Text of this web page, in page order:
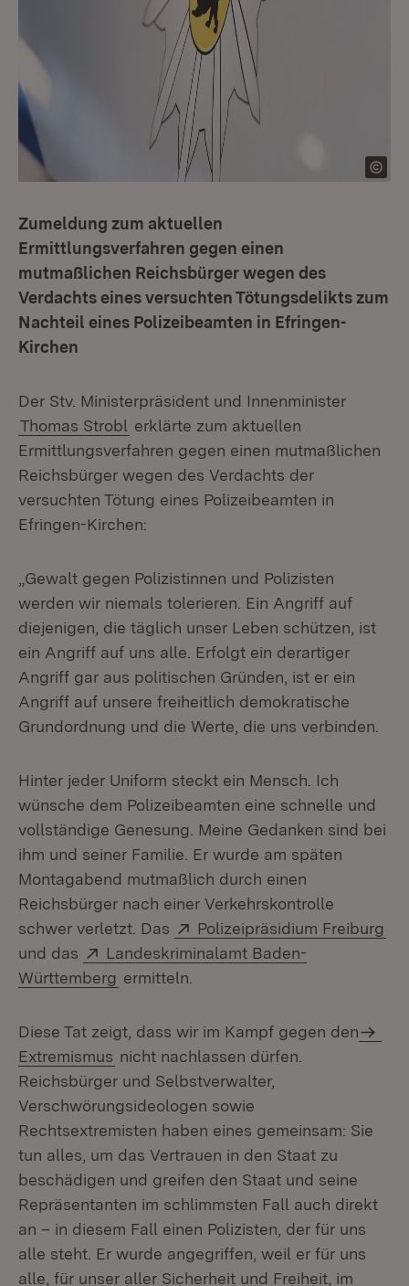
Zumeldung zum aktuellen
Ermittlungsverfahren gegen einen
mutmaßlichen Reichsbürger wegen des
Verdachts eines versuchten Tötungsdelikts zum
Nachteil eines Polizeibeamten in Efringen-
Kirchen
Der Stv. Ministerpräsident und Innenminister
Thomas Strobl erklärte zum aktuellen
Ermittlungsverfahren gegen einen mutmaßlichen
Reichsbürger wegen des Verdachts der
versuchten Tötung eines Polizeibeamten in
Efringen-Kirchen:
„Gewalt gegen Polizistinnen und Polizisten
werden wir niemals tolerieren. Ein Angriff auf
diejenigen, die täglich unser Leben schützen, ist
ein Angriff auf uns alle. Erfolgt ein derartiger
Angriff gar aus politischen Gründen, ist er ein
Angriff auf unsere freiheitlich demokratische
Grundordnung und die Werte, die uns verbinden.
Hinter jeder Uniform steckt ein Mensch. Ich
wünsche dem Polizeibeamten eine schnelle und
vollständige Genesung. Meine Gedanken sind bei
ihm und seiner Familie. Er wurde am späten
Montagabend mutmaßlich durch einen
Reichsbürger nach einer Verkehrskontrolle
schwer verletzt. Das
Extern:
Polizeipräsidium Freiburg
und das
Extern:
Landeskriminalamt Baden-
Württemberg (Öffnet in neuem Fenster)
ermitteln.
Diese Tat zeigt, dass wir im Kampf gegen den
Extremismus nicht nachlassen dürfen.
Reichsbürger und Selbstverwalter,
Verschwörungsideologen sowie
Rechtsextremisten haben eines gemeinsam: Sie
tun alles, um das Vertrauen in den Staat zu
beschädigen und greifen den Staat und seine
Repräsentanten im schlimmsten Fall auch direkt
an – in diesem Fall einen Polizisten, der für uns
alle steht. Er wurde angegriffen, weil er für uns
alle, für unser aller Sicherheit und Freiheit, im